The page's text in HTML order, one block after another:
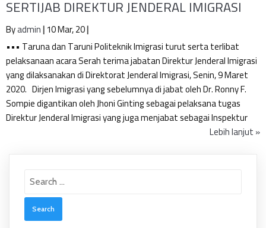
SERTIJAB DIREKTUR JENDERAL IMIGRASI
Byadmin|10Mar, 20|
•••⁣⁣ Taruna dan Taruni Politeknik Imigrasi turut serta terlibat
pelaksanaan acara Serah terima jabatan Direktur Jenderal Imigrasi
yang dilaksanakan di Direktorat Jenderal Imigrasi, Senin, 9 Maret
2020. ⁣ ⁣ Dirjen Imigrasi yang sebelumnya di jabat oleh Dr. Ronny F.
Sompie digantikan oleh Jhoni Ginting sebagai pelaksana tugas
Direktur Jenderal Imigrasi yang juga menjabat sebagai Inspektur
Lebih lanjut »